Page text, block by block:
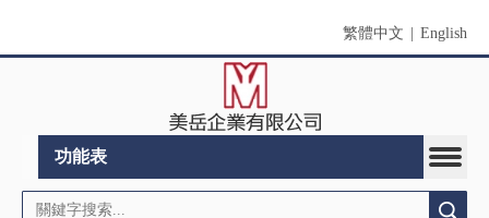
繁體中文 English
功能表